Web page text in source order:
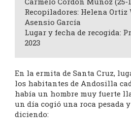
Recopiladores: Helena
Asensio García
Lugar y fecha de recogida:
2023
En la ermita de Santa Cruz,
los habitantes de Andosilla
había un hombre muy fuerte
un día cogió una roca pesada
diciendo: